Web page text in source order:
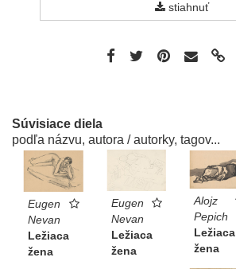
stiahnuť
Súvisiace diela
podľa názvu, autora / autorky, tagov...
Eugen
Nevan
Ležiaca
žena
Eugen
Nevan
Ležiaca
žena
Alojz
Pepich
Ležiaca
žena